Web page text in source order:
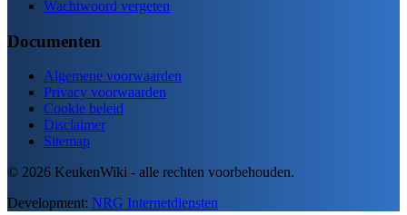
Wachtwoord vergeten
Documenten
Algemene voorwaarden
Privacy voorwaarden
Cookie beleid
Disclaimer
Sitemap
© 2026 KeukenWiki - alle rechten voorbehouden.
Development: NRG Internetdiensten